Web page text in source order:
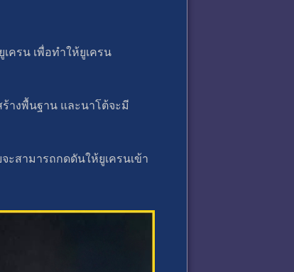
ครน เพื่อทำให้ยูเครน
างพื้นฐาน และนาโต้จะมี
ะสามารถกดดันให้ยูเครนเข้า